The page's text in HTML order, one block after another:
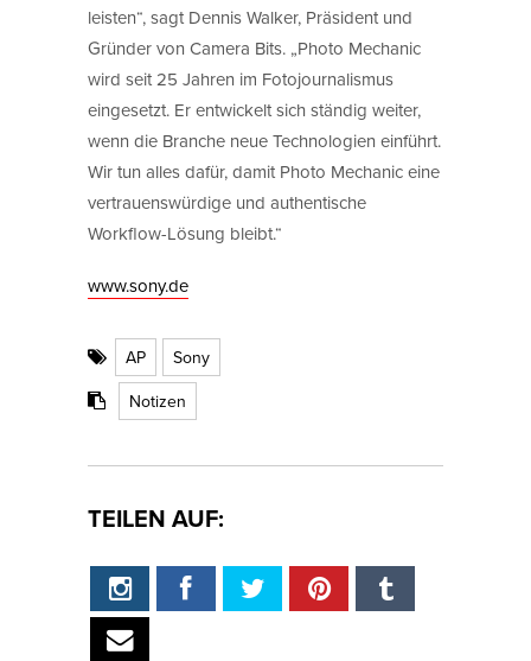
leisten“, sagt Dennis Walker, Präsident und
Gründer von Camera Bits. „Photo Mechanic
wird seit 25 Jahren im Fotojournalismus
eingesetzt. Er entwickelt sich ständig weiter,
wenn die Branche neue Technologien einführt.
Wir tun alles dafür, damit Photo Mechanic eine
vertrauenswürdige und authentische
Workflow-Lösung bleibt.“
www.sony.de
AP
Sony
Notizen
TEILEN AUF: